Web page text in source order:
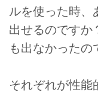
ルを使った時、
出せるのですか
も出なかったの
それぞれが性能